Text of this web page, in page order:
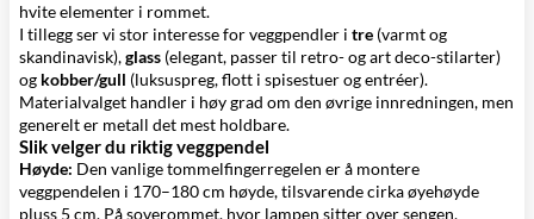
hvite elementer i rommet.
I tillegg ser vi stor interesse for veggpendler i tre (varmt og
skandinavisk),glass (elegant, passer til retro- og art deco-stilarter)
og kobber/gull (luksuspreg, flott i spisestuer og entréer).
Materialvalget handler i høy grad om den øvrige innredningen, men
generelt er metall det mest holdbare.
Slik velger du riktig veggpendel
Høyde: Den vanlige tommelfingerregelen er å montere
veggpendelen i 170–180 cm høyde, tilsvarende cirka øyehøyde
pluss 5 cm. På soverommet, hvor lampen sitter over sengen,